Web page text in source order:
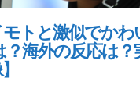
トと激似でかわ
？海外の反応は？